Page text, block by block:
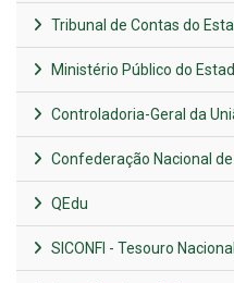
Tribunal de Contas do
Ministério Público do
Controladoria-Geral da
Confederação Nacional
QEdu
SICONFI - Tesouro Nacional